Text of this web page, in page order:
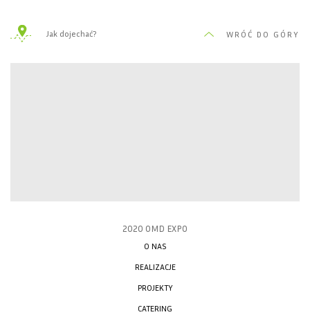
Jak dojechać? WRÓĆ DO GÓRY
2020 OMD EXPO
O NAS
REALIZACJE
PROJEKTY
CATERING